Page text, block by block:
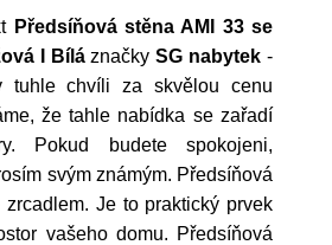
Předsíňová stěna AMI 33 se
I BíláznačkySG nabytek -
tuhle chvíli za skvělou cenu
že tahle nabídka se zařadí
Pokud budete spokojeni,
svým známým. Předsíňová
Je to praktický prvek
vašeho domu. Předsíňová